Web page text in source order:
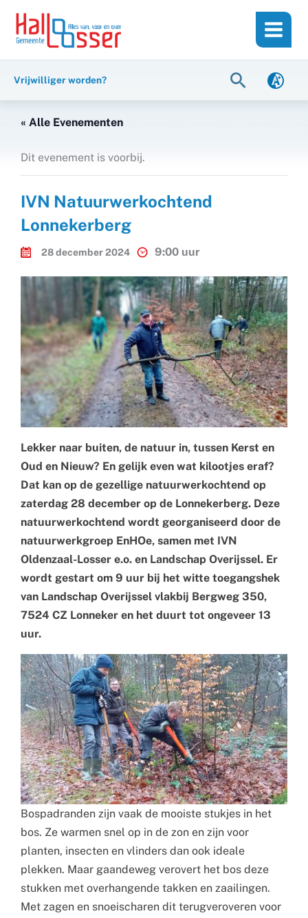
inhoud
naar
Vrijwilliger worden? Zoeken
« Alle Evenementen
Dit evenement is voorbij.
IVN Natuurwerkochtend
Lonnekerberg
28 december 2024 9:00 uur
Lekker naar buiten, de natuur in, tussen Kerst en
Oud en Nieuw? En gelijk even wat kilootjes eraf?
Dat kan op de gezellige natuurwerkochtend op
zaterdag 28 december op de Lonnekerberg. Deze
natuurwerkochtend wordt georganiseerd door de
natuurwerkgroep EnHOe, samen met IVN
Oldenzaal-Losser e.o. en Landschap Overijssel. Er
wordt gestart om 9 uur bij het witte toegangshek
van Landschap Overijssel vlakbij Bergweg 350,
7524 CZ Lonneker en het duurt tot ongeveer 13
uur.
Bospadranden zijn vaak de mooiste stukjes in het
bos. Ze warmen snel op in de zon en zijn voor
planten, insecten en vlinders dan ook ideale
plekken. Maar gaandeweg verovert het bos deze
stukken met overhangende takken en zaailingen.
Met zagen en snoeischaren dit terugveroveren voor